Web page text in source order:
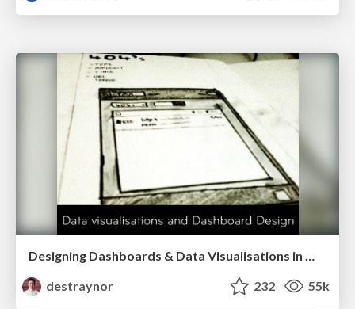
Designing Dashboards & Data Visualisations in Web Apps
destraynor
232 55k